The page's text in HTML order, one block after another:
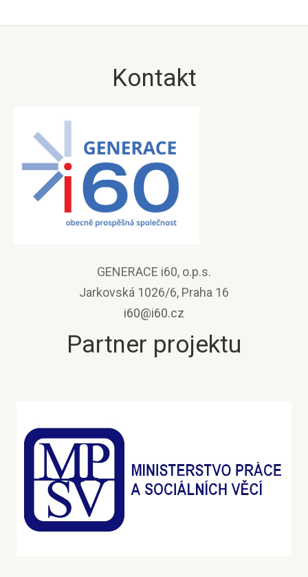
Kontakt
GENERACE i60, o.p.s.
Jarkovská 1026/6, Praha 16
i60@i60.cz
Partner projektu